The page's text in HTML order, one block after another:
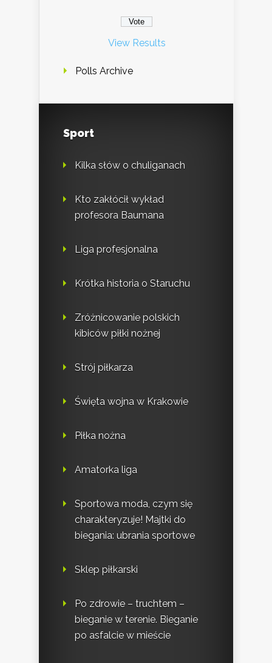
View Results
Polls Archive
Sport
Kilka słów o chuliganach
Kto zakłócił wykład
profesora Baumana
Liga profesjonalna
Krótka historia o Staruchu
Zróżnicowanie polskich
kibiców piłki nożnej
Strój piłkarza
Święta wojna w Krakowie
Piłka nożna
Amatorka liga
Sportowa moda, czym się
charakteryzuje! Majtki do
biegania: ubrania sportowe
Sklep piłkarski
Po zdrowie – truchtem –
bieganie w terenie. Bieganie
po asfalcie w mieście